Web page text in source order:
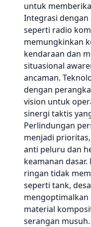
untuk
Integrasi
seperti radio
memungkinkan
kendaraan dan
situasional
ancaman.
dengan
vision untuk
sinergi taktis
Perlindungan
menjadi
anti peluru dan
keamanan
ringan tidak
seperti tank,
material
serangan